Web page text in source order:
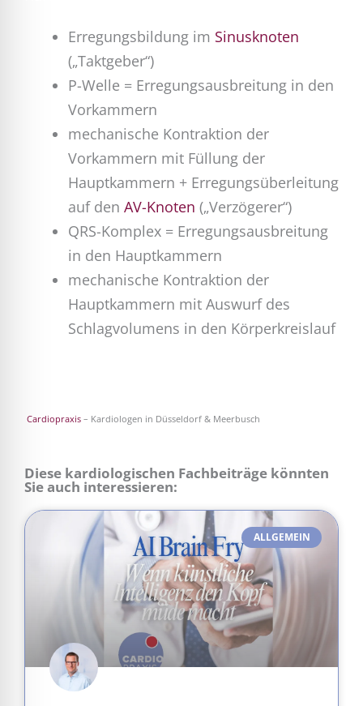
Erregungsbildung im Sinusknoten
(„Taktgeber“)
P-Welle = Erregungsausbreitung in den
Vorkammern
mechanische Kontraktion der
Vorkammern mit Füllung der
Hauptkammern + Erregungsüberleitung
auf den AV-Knoten („Verzögerer“)
QRS-Komplex = Erregungsausbreitung
in den Hauptkammern
mechanische Kontraktion der
Hauptkammern mit Auswurf des
Schlagvolumens in den Körperkreislauf
Cardiopraxis – Kardiologen in Düsseldorf & Meerbusch
Diese kardiologischen Fachbeiträge könnten
Sie auch interessieren:
ALLGEMEIN